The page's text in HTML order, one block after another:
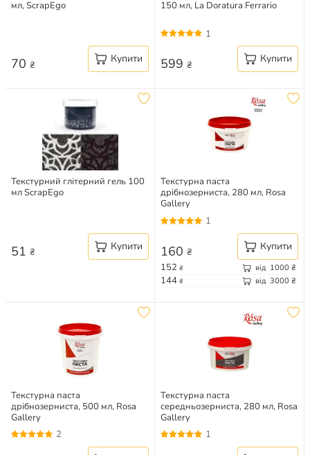
мл, ScrapEgo
70 ₴ Купити
150 мл, La Doratura Ferrario
1
599 ₴ Купити
Текстурний глітерний гель 100
мл ScrapEgo
51 ₴ Купити
Текстурна паста
дрібнозерниста, 280 мл, Rosa
Gallery
1
160 ₴ Купити
152 ₴ від 1000 ₴
144 ₴ від 3000 ₴
Текстурна паста
дрібнозерниста, 500 мл, Rosa
Gallery
2
Текстурна паста
середньозерниста, 280 мл, Rosa
Gallery
1